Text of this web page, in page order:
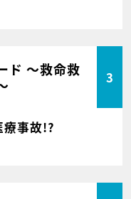
ド ～救命救
3
事故!?